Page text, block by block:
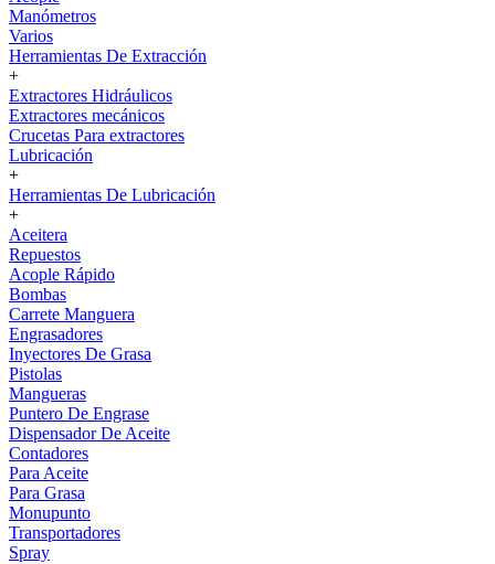
Manómetros
Varios
Herramientas De Extracción
+
Extractores Hidráulicos
Extractores mecánicos
Crucetas Para extractores
Lubricación
+
Herramientas De Lubricación
+
Aceitera
Repuestos
Acople Rápido
Bombas
Carrete Manguera
Engrasadores
Inyectores De Grasa
Pistolas
Mangueras
Puntero De Engrase
Dispensador De Aceite
Contadores
Para Aceite
Para Grasa
Monupunto
Transportadores
Spray